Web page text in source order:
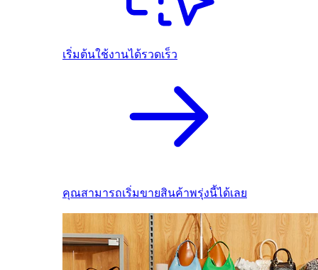
เริ่มต้นใช้งานได้รวดเร็ว
คุณสามารถเริ่มขายสินค้าพรุ่งนี้ได้เลย